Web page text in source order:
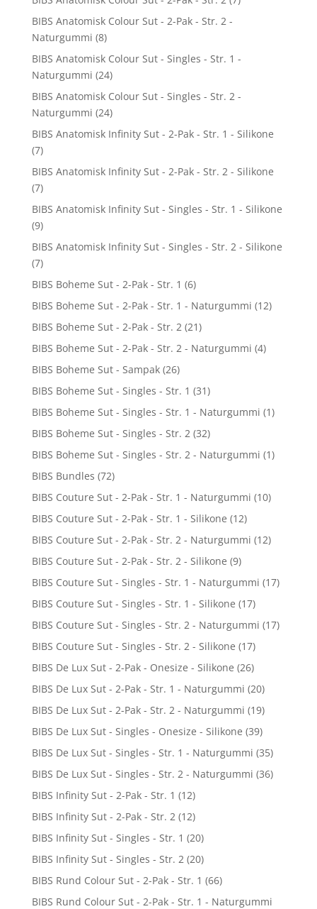
BIBS Anatomisk Colour Sut - 2-Pak - Str. 2 -
Naturgummi (8)
BIBS Anatomisk Colour Sut - Singles - Str. 1 -
Naturgummi (24)
BIBS Anatomisk Colour Sut - Singles - Str. 2 -
Naturgummi (24)
BIBS Anatomisk Infinity Sut - 2-Pak - Str. 1 - Silikone
(7)
BIBS Anatomisk Infinity Sut - 2-Pak - Str. 2 - Silikone
(7)
BIBS Anatomisk Infinity Sut - Singles - Str. 1 - Silikone
(9)
BIBS Anatomisk Infinity Sut - Singles - Str. 2 - Silikone
(7)
BIBS Boheme Sut - 2-Pak - Str. 1 (6)
BIBS Boheme Sut - 2-Pak - Str. 1 - Naturgummi (12)
BIBS Boheme Sut - 2-Pak - Str. 2 (21)
BIBS Boheme Sut - 2-Pak - Str. 2 - Naturgummi (4)
BIBS Boheme Sut - Sampak (26)
BIBS Boheme Sut - Singles - Str. 1 (31)
BIBS Boheme Sut - Singles - Str. 1 - Naturgummi (1)
BIBS Boheme Sut - Singles - Str. 2 (32)
BIBS Boheme Sut - Singles - Str. 2 - Naturgummi (1)
BIBS Bundles (72)
BIBS Couture Sut - 2-Pak - Str. 1 - Naturgummi (10)
BIBS Couture Sut - 2-Pak - Str. 1 - Silikone (12)
BIBS Couture Sut - 2-Pak - Str. 2 - Naturgummi (12)
BIBS Couture Sut - 2-Pak - Str. 2 - Silikone (9)
BIBS Couture Sut - Singles - Str. 1 - Naturgummi (17)
BIBS Couture Sut - Singles - Str. 1 - Silikone (17)
BIBS Couture Sut - Singles - Str. 2 - Naturgummi (17)
BIBS Couture Sut - Singles - Str. 2 - Silikone (17)
BIBS De Lux Sut - 2-Pak - Onesize - Silikone (26)
BIBS De Lux Sut - 2-Pak - Str. 1 - Naturgummi (20)
BIBS De Lux Sut - 2-Pak - Str. 2 - Naturgummi (19)
BIBS De Lux Sut - Singles - Onesize - Silikone (39)
BIBS De Lux Sut - Singles - Str. 1 - Naturgummi (35)
BIBS De Lux Sut - Singles - Str. 2 - Naturgummi (36)
BIBS Infinity Sut - 2-Pak - Str. 1 (12)
BIBS Infinity Sut - 2-Pak - Str. 2 (12)
BIBS Infinity Sut - Singles - Str. 1 (20)
BIBS Infinity Sut - Singles - Str. 2 (20)
BIBS Rund Colour Sut - 2-Pak - Str. 1 (66)
BIBS Rund Colour Sut - 2-Pak - Str. 1 - Naturgummi